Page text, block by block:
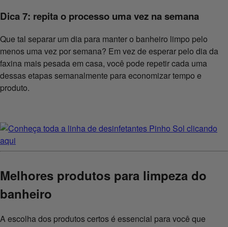
Dica 7: repita o processo uma vez na semana
Que tal separar um dia para manter o banheiro limpo pelo
menos uma vez por semana? Em vez de esperar pelo dia da
faxina mais pesada em casa, você pode repetir cada uma
dessas etapas semanalmente para economizar tempo e
produto.
Melhores produtos para limpeza do
banheiro
A escolha dos produtos certos é essencial para você que